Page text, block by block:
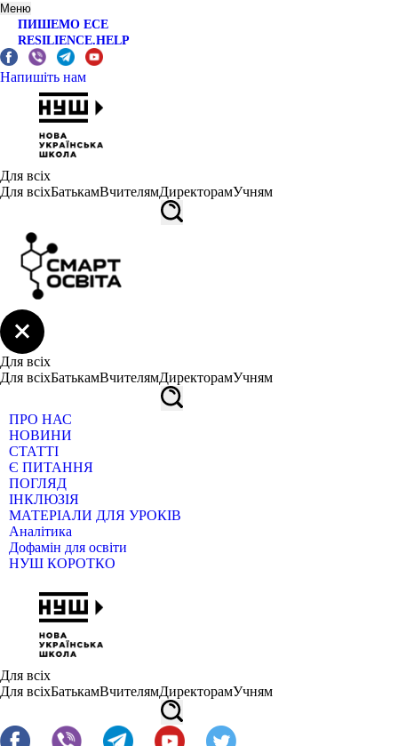
Меню
ПИШЕМО ЕСЕ
RESILIENCE.HELP
Напишіть нам
Для всіх
Для всіхБатькамВчителямДиректорамУчням
Для всіх
Для всіхБатькамВчителямДиректорамУчням
ПРО НАС
НОВИНИ
СТАТТІ
Є ПИТАННЯ
ПОГЛЯД
ІНКЛЮЗІЯ
МАТЕРІАЛИ ДЛЯ УРОКІВ
Аналітика
Дофамін для освіти
НУШ КОРОТКО
Для всіх
Для всіхБатькамВчителямДиректорамУчням